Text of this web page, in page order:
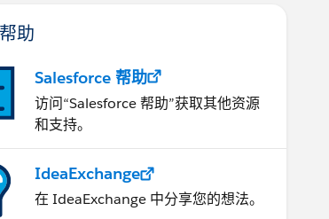
助
Salesforce 帮助
访问“Salesforce 帮助”获取其他资源
和支持。
IdeaExchange
在 IdeaExchange 中分享您的想法。